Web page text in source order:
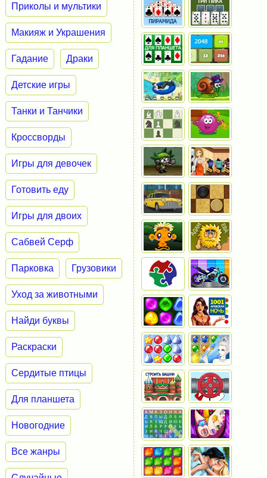
Приколы и мультики
Макияж и Украшения
Гадание Драки
Детские игры
Танки и Танчики
Кроссворды
Игры для девочек
Готовить еду
Игры для двоих
Сабвей Серф
Парковка Грузовики
Уход за животными
Найди буквы
Раскраски
Сердитые птицы
Для планшета
Новогодние
Все жанры